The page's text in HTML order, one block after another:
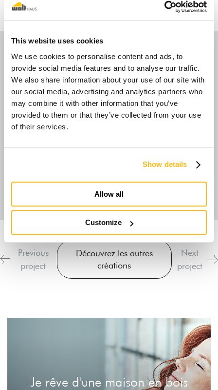
This website uses cookies
We use cookies to personalise content and ads, to
provide social media features and to analyse our traffic.
We also share information about your use of our site with
our social media, advertising and analytics partners who
may combine it with other information that you’ve
provided to them or that they’ve collected from your use
of their services.
Show details
Allow all
Customize
Médias
Previous
project
Découvrez les autres
créations
Next
project
Je rêve d'une maison en bois